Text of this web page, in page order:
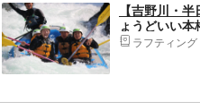
【吉野川・
ょうどいい
グ｜初心者
ラフティング